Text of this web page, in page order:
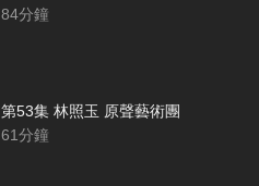
84分鐘
第53集 林照玉 原聲藝術團
61分鐘